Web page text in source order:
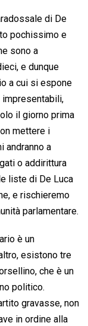
di De
pochissimo e
sono a
e dunque
a cui si espone
impresentabili,
il giorno prima
mettere i
andranno a
o addirittura
liste di De Luca
e rischieremo
parlamentare.
è un
esistono tre
che è un
politico.
gravasse, non
in ordine alla